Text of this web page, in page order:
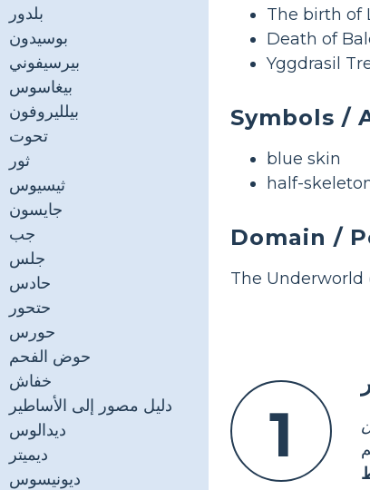
بلدور
بوسيدون
بيرسيفوني
بيغاسوس
بيلليروفون
تحوت
ثور
ثيسيوس
جايسون
جب
جلس
حادس
حتحور
حورس
حوض الفحم
خفاش
دليل مصور إلى الأساطير
ديدالوس
ديميتر
ديونيسوس
The birth of
Death of
Yggdrasil
Symbols /
blue skin
half-
Domain /
The Underworld
1